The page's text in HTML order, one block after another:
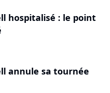
hospitalisé : le point
annule sa tournée